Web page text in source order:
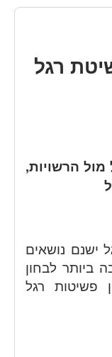
רגל
הרשויות,
ישנם נושאים
ביותר לבחון
פשיטות רגל